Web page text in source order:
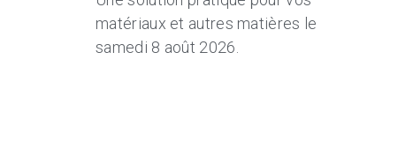
matériaux et autres matières le
samedi 8 août 2026.